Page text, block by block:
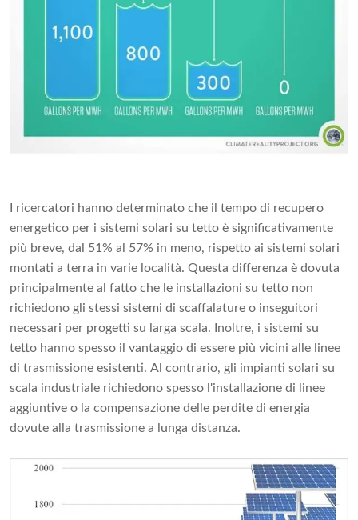
I ricercatori hanno determinato che il tempo di recupero
energetico per i sistemi solari su tetto è significativamente
più breve, dal 51% al 57% in meno, rispetto ai sistemi solari
montati a terra in varie località. Questa differenza è dovuta
principalmente al fatto che le installazioni su tetto non
richiedono gli stessi sistemi di scaffalature o inseguitori
necessari per progetti su larga scala. Inoltre, i sistemi su
tetto hanno spesso il vantaggio di essere più vicini alle linee
di trasmissione esistenti. Al contrario, gli impianti solari su
scala industriale richiedono spesso l'installazione di linee
aggiuntive o la compensazione delle perdite di energia
dovute alla trasmissione a lunga distanza.